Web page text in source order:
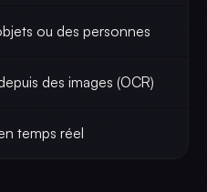
ou des personnes
des images (OCR)
temps réel